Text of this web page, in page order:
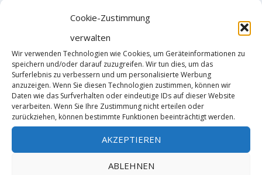
Cookie-Zustimmung
verwalten
Wir verwenden Technologien wie Cookies, um Geräteinformationen zu
speichern und/oder darauf zuzugreifen. Wir tun dies, um das
Surferlebnis zu verbessern und um personalisierte Werbung
anzuzeigen. Wenn Sie diesen Technologien zustimmen, können wir
Daten wie das Surfverhalten oder eindeutige IDs auf dieser Website
verarbeiten. Wenn Sie Ihre Zustimmung nicht erteilen oder
zurückziehen, können bestimmte Funktionen beeinträchtigt werden.
AKZEPTIEREN
ABLEHNEN
Matt Fultz meldet „Pegasus“ 8C
24. März 2021
TRACKBACKS/PINGBACKS
Michaela Kiersch klettert "Green in
the Face" V13/8B - Der Kletterblock